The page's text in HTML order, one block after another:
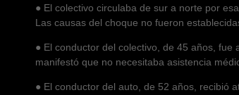
● El colectivo circulaba de sur a norte por
Las causas del choque no fueron
● El conductor del colectivo, de 45 años,
manifestó que no necesitaba asistencia
● El conductor del auto, de 52 años, recibió